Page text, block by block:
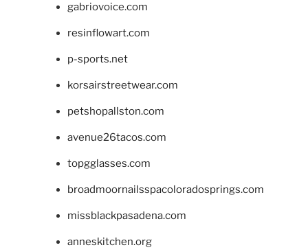
gabriovoice.com
resinflowart.com
p-sports.net
korsairstreetwear.com
petshopallston.com
avenue26tacos.com
topgglasses.com
broadmoornailsspacoloradosprings.com
missblackpasadena.com
anneskitchen.org